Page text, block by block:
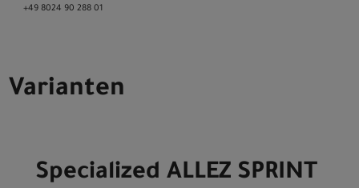
+49 8024 90 288 01
Varianten
Specialized ALLEZ SPRINT